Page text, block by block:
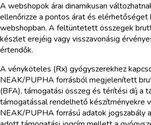
A webshopok árai dinamikusan
ellenőrizze a pontos árat és elérhetőséget
webshopban. A feltüntetett összegek
készlet erejéig vagy visszavonásig
értendők.
A vényköteles (Rx) gyógyszerekhez
NEAK/PUPHA forrásból megjelenített
(BFA), támogatási összeg és térítési díj a
támogatással rendelhető készítményekre
NEAK/PUPHA forrású adatok jogszabály